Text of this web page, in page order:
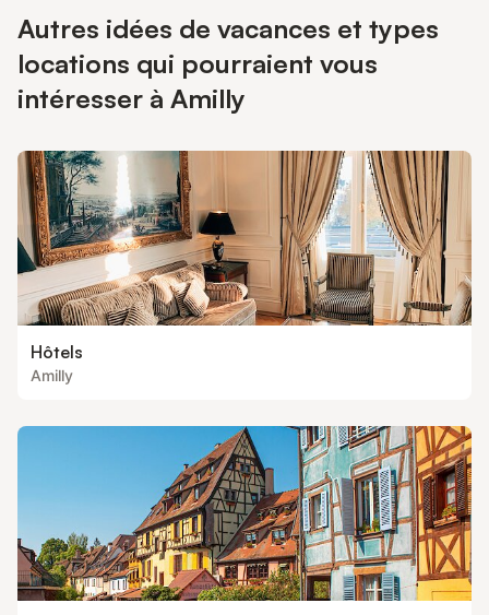
Autres idées de vacances et types
locations qui pourraient vous
intéresser à Amilly
Hôtels
Amilly